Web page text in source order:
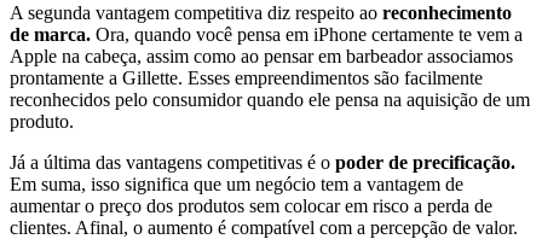
A segunda vantagem competitiva diz respeito ao reconhecimento
de marca. Ora, quando você pensa em iPhone certamente te vem a
Apple na cabeça, assim como ao pensar em barbeador associamos
prontamente a Gillette. Esses empreendimentos são facilmente
reconhecidos pelo consumidor quando ele pensa na aquisição de um
produto.
Já a última das vantagens competitivas é o poder de precificação.
Em suma, isso significa que um negócio tem a vantagem de
aumentar o preço dos produtos sem colocar em risco a perda de
clientes. Afinal, o aumento é compatível com a percepção de valor.